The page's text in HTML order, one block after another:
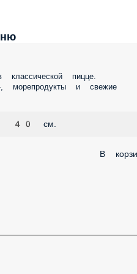
пицце.
морепродукты и свежие
40 см.
В